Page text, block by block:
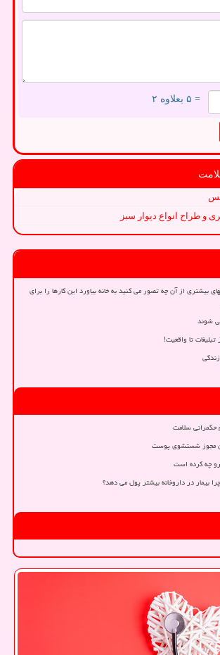
= ۵ بعلاوه ۲
و طراح انواع دیوار سبز
بیشتری از آن چه تصور می کنید به خانه بیاورد این کارها را برای
شوند
تا واقعیت!
سلامت
مجوز شستشوی پوست
چه کرده است
بیمار در داروخانه بیشتر پول می دهد؟